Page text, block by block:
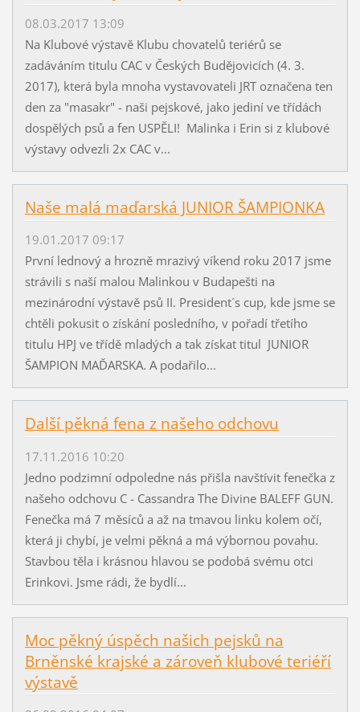
08.03.2017 13:09
Na Klubové výstavě Klubu chovatelů teriérů se
zadáváním titulu CAC v Českých Budějovicích (4. 3.
2017), která byla mnoha vystavovateli JRT označena ten
den za "masakr" - naši pejskové, jako jediní ve třídách
dospělých psů a fen USPĚLI! Malinka i Erin si z klubové
výstavy odvezli 2x CAC v...
Naše malá maďarská JUNIOR ŠAMPIONKA
19.01.2017 09:17
První lednový a hrozně mrazivý víkend roku 2017 jsme
strávili s naší malou Malinkou v Budapešti na
mezinárodní výstavě psů II. President´s cup, kde jsme se
chtěli pokusit o získání posledního, v pořadí třetího
titulu HPJ ve třídě mladých a tak získat titul JUNIOR
ŠAMPION MAĎARSKA. A podařilo...
Další pěkná fena z našeho odchovu
17.11.2016 10:20
Jedno podzimní odpoledne nás přišla navštívit fenečka z
našeho odchovu C - Cassandra The Divine BALEFF GUN.
Fenečka má 7 měsíců a až na tmavou linku kolem očí,
která ji chybí, je velmi pěkná a má výbornou povahu.
Stavbou těla i krásnou hlavou se podobá svému otci
Erinkovi. Jsme rádi, že bydlí...
Moc pěkný úspěch našich pejsků na
Brněnské krajské a zároveň klubové teriéří
výstavě